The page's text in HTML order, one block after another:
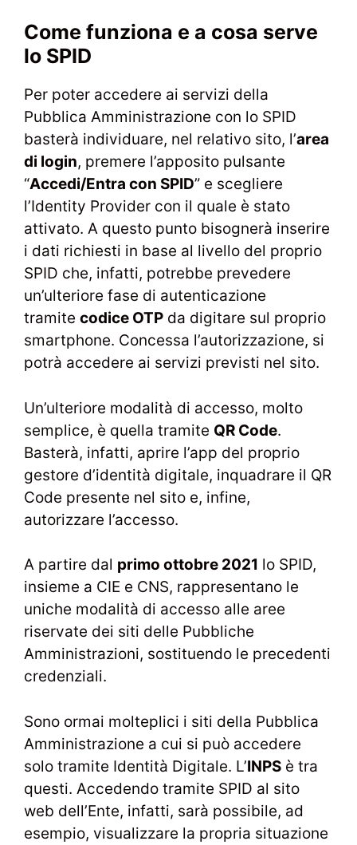
Come funziona e a cosa serve
lo SPID
Per poter accedere ai servizi della
Pubblica Amministrazione con lo SPID
basterà individuare, nel relativo sito, l’area
di login, premere l’apposito pulsante
“Accedi/Entra con SPID” e scegliere
l’Identity Provider con il quale è stato
attivato. A questo punto bisognerà inserire
i dati richiesti in base al livello del proprio
SPID che, infatti, potrebbe prevedere
un’ulteriore fase di autenticazione
tramite codice OTP da digitare sul proprio
smartphone. Concessa l’autorizzazione, si
potrà accedere ai servizi previsti nel sito.
Un’ulteriore modalità di accesso, molto
semplice, è quella tramite QR Code.
Basterà, infatti, aprire l’app del proprio
gestore d’identità digitale, inquadrare il QR
Code presente nel sito e, infine,
autorizzare l’accesso.
A partire dal primo ottobre 2021 lo SPID,
insieme a CIE e CNS, rappresentano le
uniche modalità di accesso alle aree
riservate dei siti delle Pubbliche
Amministrazioni, sostituendo le precedenti
credenziali.
Sono ormai molteplici i siti della Pubblica
Amministrazione a cui si può accedere
solo tramite Identità Digitale. L’INPS è tra
questi. Accedendo tramite SPID al sito
web dell’Ente, infatti, sarà possibile, ad
esempio, visualizzare la propria situazione